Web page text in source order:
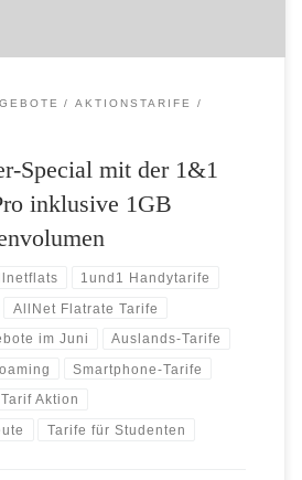
AKTIONSTARIFE
Special mit der 1&1
inklusive 1GB
1und1 Handytarife
AllNet Flatrate Tarife
im Juni Auslands-Tarife
Smartphone-Tarife
Tarif Aktion
Tarife für Studenten